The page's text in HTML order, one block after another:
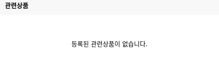
관련상품
등록된 관련상품이 없습니다.